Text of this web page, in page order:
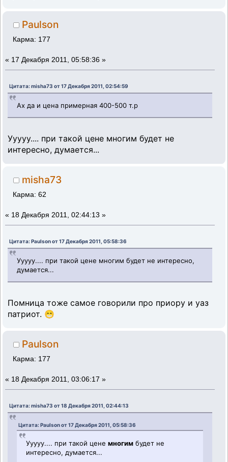
Paulson
Карма: 177
« 17 Декабря 2011, 05:58:36 »
Цитата: misha73 от 17 Декабря 2011, 02:54:59
Ах да и цена примерная 400-500 т.р
Ууууу.... при такой цене многим будет не
интересно, думается...
misha73
Карма: 62
« 18 Декабря 2011, 02:44:13 »
Цитата: Paulson от 17 Декабря 2011, 05:58:36
Ууууу.... при такой цене многим будет не интересно,
думается...
Помница тоже самое говорили про приору и уаз
патриот. 😁
Paulson
Карма: 177
« 18 Декабря 2011, 03:06:17 »
Цитата: misha73 от 18 Декабря 2011, 02:44:13
Цитата: Paulson от 17 Декабря 2011, 05:58:36
Ууууу.... при такой ценемногим будет не
интересно, думается...